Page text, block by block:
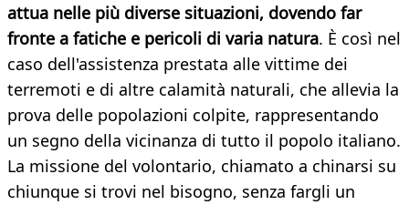
attua nelle più diverse situazioni, dovendo far
fronte a fatiche e pericoli di varia natura. È così nel
caso dell'assistenza prestata alle vittime dei
terremoti e di altre calamità naturali, che allevia la
prova delle popolazioni colpite, rappresentando
un segno della vicinanza di tutto il popolo italiano.
La missione del volontario, chiamato a chinarsi su
chiunque si trovi nel bisogno, senza fargli un